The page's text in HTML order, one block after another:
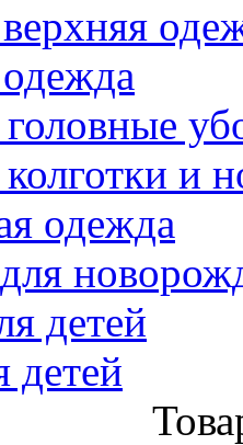
и
одежда
детей
детей